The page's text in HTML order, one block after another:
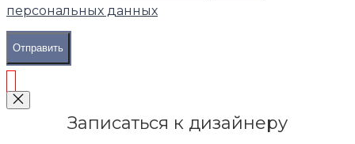
персональных данных
Отправить
Записаться к дизайнеру